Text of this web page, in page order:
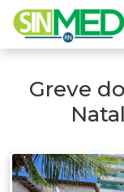
Greve